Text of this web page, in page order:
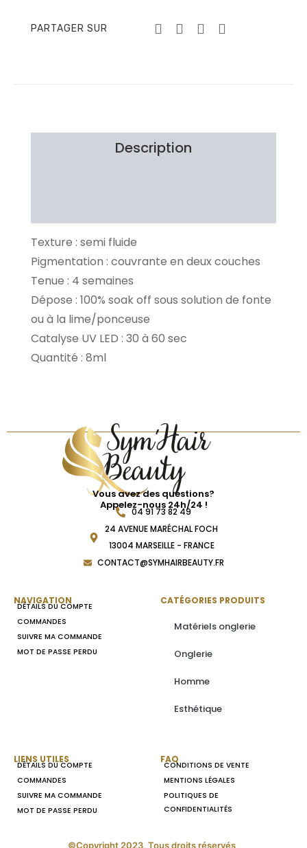
PARTAGER SUR
Description
Texture : semi fluide
Pigmentation : couvrante en deux couches
Tenue : 4 semaines
Dépose : 100% soak off sous solution de fonte
ou à la lime/ponceuse
Catalyse UV LED : 30 à 60 sec
Quantité : 8ml
Vous avez des questions?
Appelez-nous 24h/24 !
04 91 73 82 49
24 AVENUE MARÉCHAL FOCH
13004 MARSEILLE - FRANCE
CONTACT@SYMHAIRBEAUTY.FR
NAVIGATION
DÉTAILS DU COMPTE
COMMANDES
SUIVRE MA COMMANDE
MOT DE PASSE PERDU
CATÉGORIES PRODUITS
Matériels onglerie
Onglerie
Homme
Esthétique
LIENS UTILES
DÉTAILS DU COMPTE
COMMANDES
SUIVRE MA COMMANDE
MOT DE PASSE PERDU
FAQ
CONDITIONS DE VENTE
MENTIONS LÉGALES
POLITIQUES DE
CONFIDENTIALITÉS
©Copyright 2023, Tous droits réservés